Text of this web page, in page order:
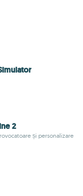
2
și personalizare